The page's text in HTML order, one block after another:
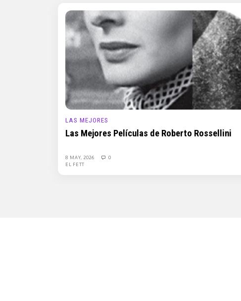
LAS MEJORES
Las Mejores Películas de Roberto Rossellini
8 MAY, 2026
0
EL FETT